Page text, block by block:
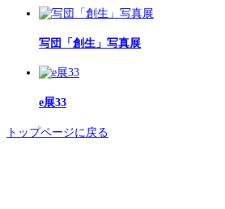
写団「創生」写真展
e展33
トップページに戻る